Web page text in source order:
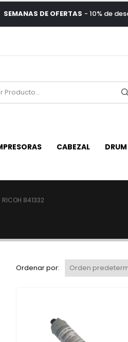
SEMANAS DE OFERTAS - 10% de
CABEZAL DRUM
RICOH 841332
Ordenar por: